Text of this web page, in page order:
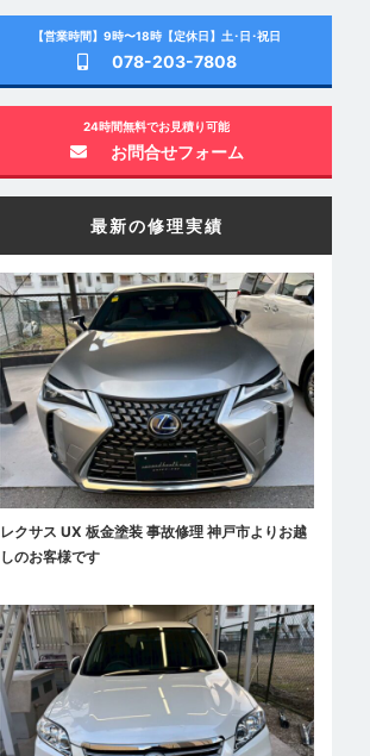
【営業時間】9時〜18時【定休日】土･日･祝日
078-203-7808
24時間無料でお見積り可能
お問合せフォーム
最新の修理実績
レクサス UX 板金塗装 事故修理 神戸市よりお越
しのお客様です